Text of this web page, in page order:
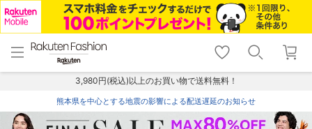
menu home
トップ
shopping_cart lock_outline
ログイン
3,980円(税込)以上のお買い物で送料無料！
熊本県を中心とする地震の影響による配送遅延のお知らせ